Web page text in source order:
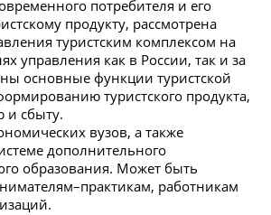
потребителя и его
продукту, рассмотрена
туристским комплексом на
управления как в России, так и за
основные функции туристской
туристского продукта,
и сбыту.
вузов, а также
дополнительного
образования. Может быть
работникам